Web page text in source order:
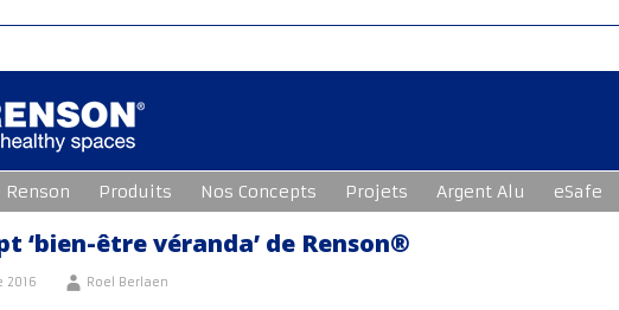
Renson Produits Nos Concepts Projets Argent Alu eSafe
‘bien-être véranda’ de Renson®
2016 Roel Berlaen